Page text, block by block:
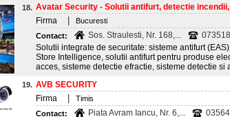
18. Avatar Security - Solutii antifurt, detectie
Firma
Bucuresti
Contact:
Sos. Straulesti, Nr. 168,...
Solutii integrate de securitate: sisteme antifurt
Store Intelligence, solutii antifurt pentru produse
acces, sisteme detectie efractie, sisteme detectie
19. AVB SECURITY
Firma
Timis
Contact:
Piata Avram Iancu, Nr. 6,...